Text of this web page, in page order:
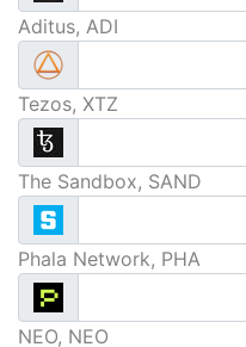
Aditus, ADI
Tezos, XTZ
The Sandbox, SAND
Phala Network, PHA
NEO, NEO